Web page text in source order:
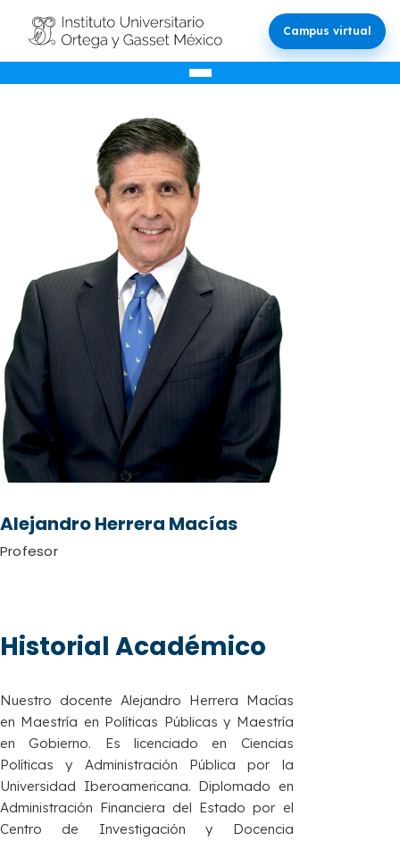
Campus virtual
Alejandro Herrera Macías
Profesor
Historial Académico
Nuestro docente Alejandro Herrera Macías
en Maestría en Políticas Públicas y Maestría
en Gobierno. Es licenciado en Ciencias
Políticas y Administración Pública por la
Universidad Iberoamericana. Diplomado en
Administración Financiera del Estado por el
Centro de Investigación y Docencia